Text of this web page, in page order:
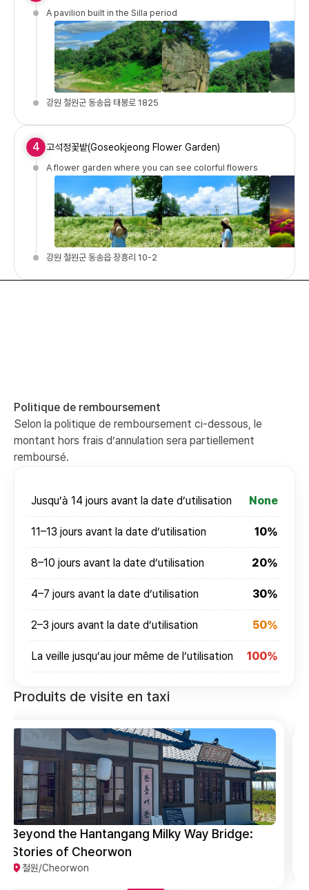
A pavilion built in the Silla period
강원 철원군 동송읍 태봉로 1825
4 고석정꽃밭(Goseokjeong Flower Garden)
A flower garden where you can see colorful flowers
강원 철원군 동송읍 장흥리 10-2
Politique de remboursement
Selon la politique de remboursement ci-dessous, le
montant hors frais d’annulation sera partiellement
remboursé.
Jusqu’à 14 jours avant la date d’utilisation None
11–13 jours avant la date d’utilisation 10%
8–10 jours avant la date d’utilisation 20%
4–7 jours avant la date d’utilisation 30%
2–3 jours avant la date d’utilisation 50%
La veille jusqu’au jour même de l’utilisation 100%
Produits de visite en taxi
Cheorwon Goseokjeong Core Tour
철원/Cheorwon